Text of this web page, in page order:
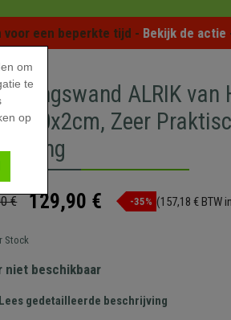
een beperkte tijd - Bekijk de actie
ALRIK van
Zeer
€ 129,90 € -35% (157,18 € BTW
Stock
niet beschikbaar
Lees gedetailleerde beschrijving
om
te
op